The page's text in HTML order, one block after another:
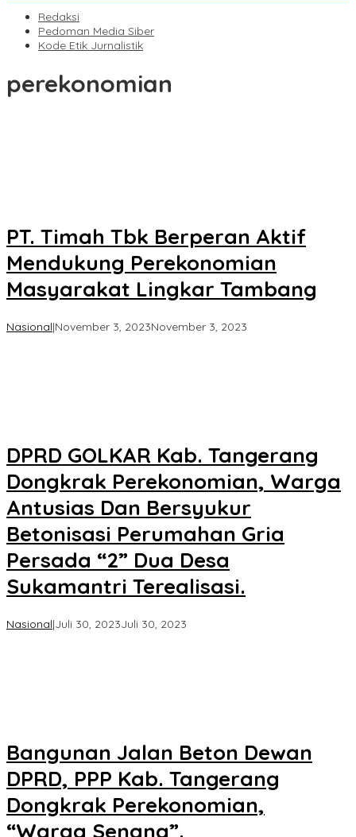
Redaksi
Pedoman Media Siber
Kode Etik Jurnalistik
perekonomian
PT. Timah Tbk Berperan Aktif
Mendukung Perekonomian
Masyarakat Lingkar Tambang
Nasional|November 3, 2023November 3, 2023
DPRD GOLKAR Kab. Tangerang
Dongkrak Perekonomian, Warga
Antusias Dan Bersyukur
Betonisasi Perumahan Gria
Persada “2” Dua Desa
Sukamantri Terealisasi.
Nasional|Juli 30, 2023Juli 30, 2023
Bangunan Jalan Beton Dewan
DPRD, PPP Kab. Tangerang
Dongkrak Perekonomian,
“Warga Senang”.